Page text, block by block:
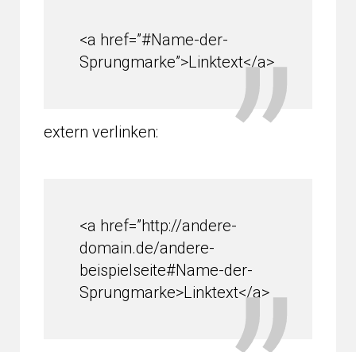
<a href=”#Name-der-
Sprungmarke”>Linktext</a>
extern verlinken:
<a href=”http://andere-
domain.de/andere-
beispielseite#Name-der-
Sprungmarke>Linktext</a>